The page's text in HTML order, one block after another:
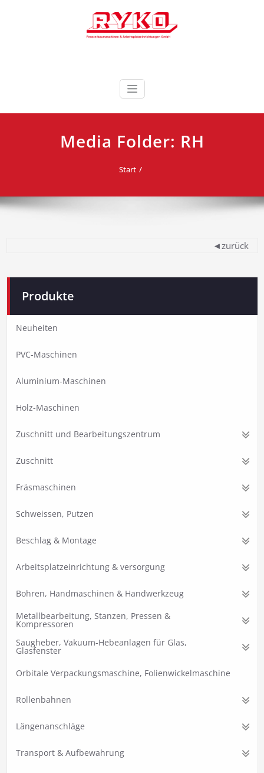
RYKO Deutschland
GmbH
Media Folder: RH
Start
◄zurück
Produkte
Neuheiten
PVC-Maschinen
Aluminium-Maschinen
Holz-Maschinen
Zuschnitt und Bearbeitungszentrum
Zuschnitt
Fräsmaschinen
Schweissen, Putzen
Beschlag & Montage
Arbeitsplatzeinrichtung & versorgung
Bohren, Handmaschinen & Handwerkzeug
Metallbearbeitung, Stanzen, Pressen &
Kompressoren
Saugheber, Vakuum-Hebeanlagen für Glas,
Glasfenster
Orbitale Verpackungsmaschine, Folienwickelmaschine
Rollenbahnen
Längenanschläge
Transport & Aufbewahrung